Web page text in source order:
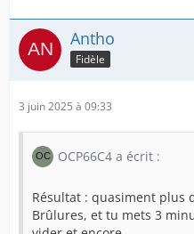
voient ce prépuce
rappelles où tu poses les
humaine, c'est le
Mais c'est psychologique
traumatisé par la
ressenti du corps médical
Quand je suis remonté
Antho
Fidèle
3 juin 2025 à 09:33
OCP66C4 a écrit :
Résultat : quasiment plus
Brûlures, et tu mets 3